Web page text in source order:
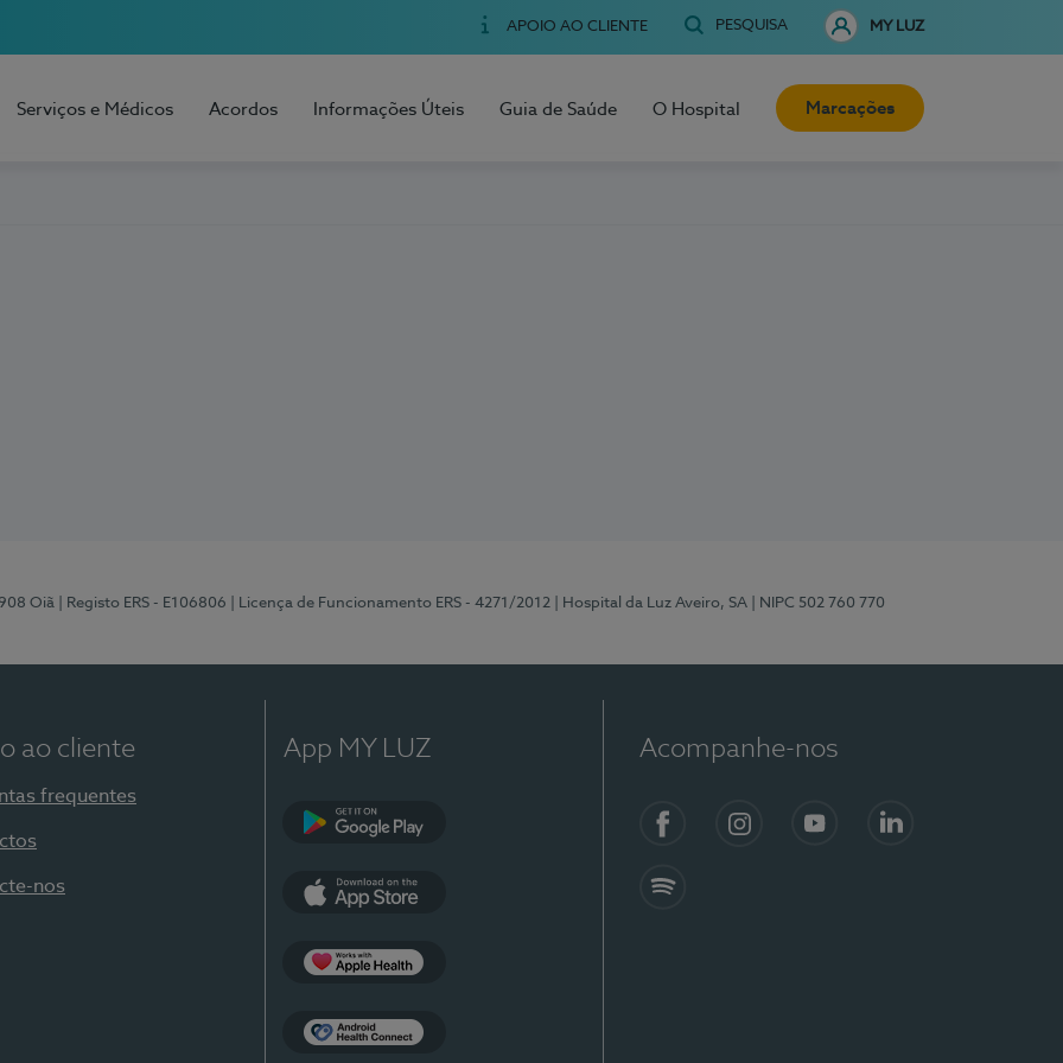
APOIO AO CLIENTE PESQUISA MY LUZ
Serviços e Médicos Acordos Informações Úteis Guia de Saúde O Hospital Marcações
Oiã | Registo ERS - E106806 | Licença de Funcionamento ERS - 4271/2012 | Hospital da Luz Aveiro, SA | NIPC 502 760 770
ao cliente
frequentes
nos
App MY LUZ Acompanhe-nos